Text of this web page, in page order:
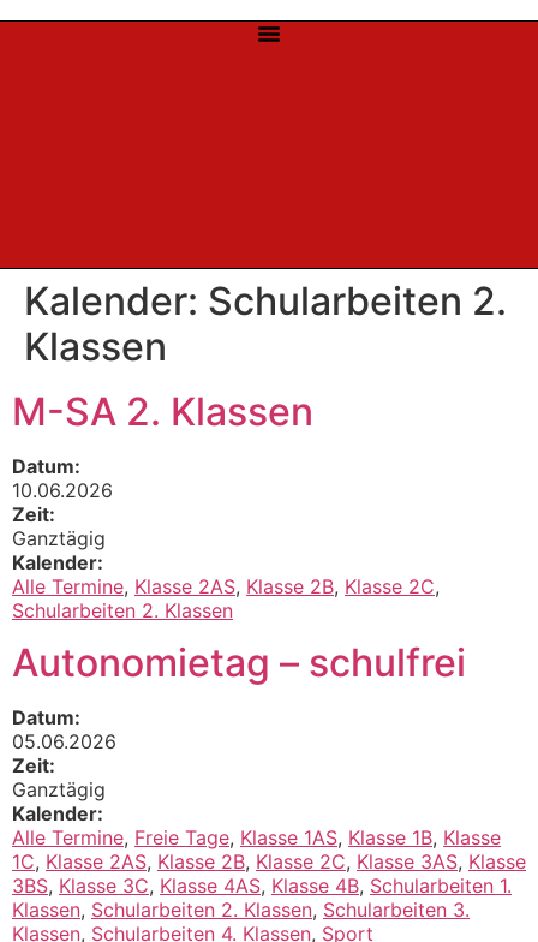
Kalender: Schularbeiten 2.
Klassen
M-SA 2. Klassen
Datum:
10.06.2026
Zeit:
Ganztägig
Kalender:
Alle Termine, Klasse 2AS, Klasse 2B, Klasse 2C,
Schularbeiten 2. Klassen
Autonomietag – schulfrei
Datum:
05.06.2026
Zeit:
Ganztägig
Kalender:
Alle Termine, Freie Tage, Klasse 1AS, Klasse 1B, Klasse
1C, Klasse 2AS, Klasse 2B, Klasse 2C, Klasse 3AS, Klasse
3BS, Klasse 3C, Klasse 4AS, Klasse 4B, Schularbeiten 1.
Klassen, Schularbeiten 2. Klassen, Schularbeiten 3.
Klassen, Schularbeiten 4. Klassen, Sport